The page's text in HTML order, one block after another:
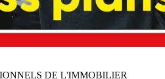
DE L'IMMOBILIER